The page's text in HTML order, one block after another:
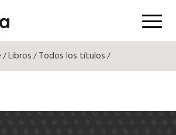
Menú
/Libros/Todos los títulos/